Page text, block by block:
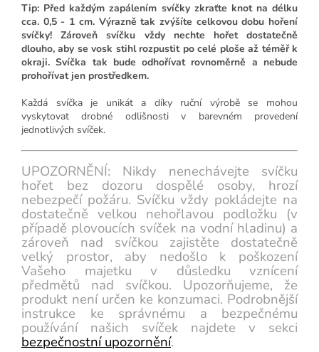
Tip: Před každým zapálením svíčky zkraťte knot na délku
cca. 0,5 - 1 cm. Výrazně tak zvýšíte celkovou dobu hoření
svíčky! Zároveň svíčku vždy nechte hořet dostatečně
dlouho, aby se vosk stihl rozpustit po celé ploše až téměř k
okraji. Svíčka tak bude odhořívat rovnoměrně a nebude
prohořívat jen prostředkem.
Každá svíčka je unikát a díky ruční výrobě se mohou
vyskytovat drobné odlišnosti v barevném provedení
jednotlivých svíček.
UPOZORNĚNÍ: Nikdy nenechávejte svíčku
hořet bez dozoru dospělé osoby, hrozí
nebezpečí požáru. Svíčku vždy pokládejte na
dostatečně velkou nehořlavou podložku (v
případě plovoucích svíček na vodní hladinu) a
zároveň nad svíčkou zajistěte dostatečně
velký prostor, aby nedošlo k poškození
Vašeho majetku v důsledku vznícení
předmětů nad svíčkou. Upozorňujeme, že
produkt není určen ke konzumaci. Podrobnější
instrukce ke správnému a bezpečnému
používání našich svíček najdete v sekci
bezpečnostní upozornění.